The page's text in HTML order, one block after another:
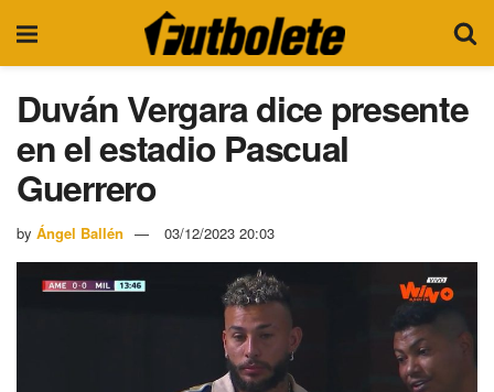
Duván Vergara dice presente
en el estadio Pascual
Guerrero
by Ángel Ballén 03/12/2023 20:03